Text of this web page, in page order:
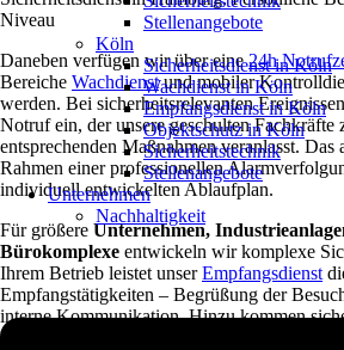
Stellenangebote
Köln
Sicherheitsdienst in Köln
Wachdienst in Köln
Empfangsdienst in Köln
Objektschutz in Köln
Sicherheitstechnik
Stellenangebote
Unternehmen
Nachhaltigkeit
Niveau
Daneben verfügen wir über eine24h
Bereiche Wachdienstund mobiler
werden. Bei sicherheitsrelevanten
Notruf ein, der unsere geschulten Fachkräfte
entsprechenden Maßnahmen veranlasst. Das
Rahmen einer professionellen
individuell entwickelten Ablaufplan.
Für größere Unternehmen,
Bürokomplexe entwickeln wir komplexe
Ihrem Betrieb leistet unserEmpfangsdienst
Empfangstätigkeiten – Begrüßung der
interne Kommunikation. Hinzu kommen
Dienstleistungen – wie Personenkontrolle